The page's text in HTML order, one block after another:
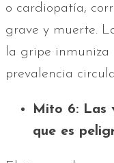
o cardiopatía,
grave y muerte.
la gripe inmuniza
prevalencia
Mito 6: Las
que es